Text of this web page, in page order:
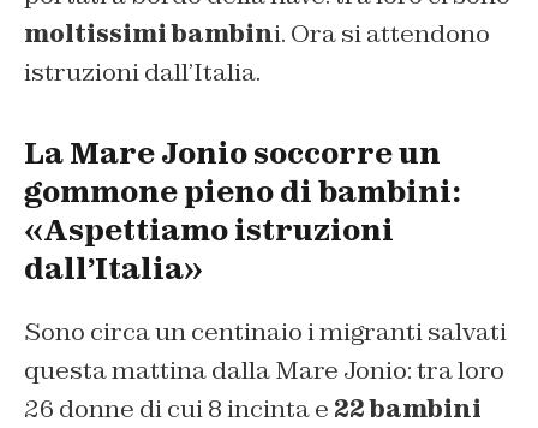
moltissimi bambini. Ora si attendono
istruzioni dall’Italia.
La Mare Jonio soccorre un
gommone pieno di bambini:
«Aspettiamo istruzioni
dall’Italia»
Sono circa un centinaio i migranti salvati
questa mattina dalla Mare Jonio: tra loro
26 donne di cui 8 incinta e 22 bambini